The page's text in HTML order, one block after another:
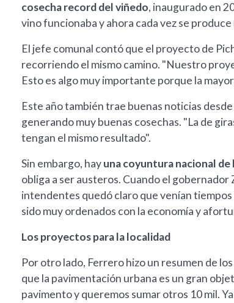
cosecha record del viñedo, inaugurado en
vino funcionaba y ahora cada vez se produce
El jefe comunal contó que el proyecto de
recorriendo el mismo camino. "Nuestro
Esto es algo muy importante porque la
Este año también trae buenas noticias
generando muy buenas cosechas. "La de
tengan el mismo resultado".
Sin embargo, hayuna coyuntura nacional de
obliga a ser austeros. Cuando el
intendentes quedó claro que venían
sido muy ordenados con la economía y
Los proyectos para la localidad
Por otro lado, Ferrero hizo un resumen de
que la pavimentación urbana es un gran
pavimento y queremos sumar otros 10 mil.